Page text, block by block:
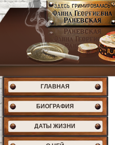
ГЛАВНАЯ
БИОГРАФИЯ
ДАТЫ ЖИЗНИ